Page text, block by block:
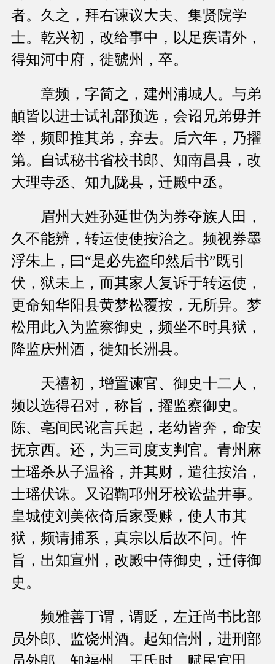
者。久之，拜右谏议大夫、集贤院学
士。乾兴初，改给事中，以足疾请外，
得知河中府，徙虢州，卒。
章频，字简之，建州浦城人。与弟
頔皆以进士试礼部预选，会诏兄弟毋并
举，频即推其弟，弃去。后六年，乃擢
第。自试秘书省校书郎、知南昌县，改
大理寺丞、知九陇县，迁殿中丞。
眉州大姓孙延世伪为券夺族人田，
久不能辨，转运使使按治之。频视券墨
浮朱上，曰“是必先盗印然后书”既引
伏，狱未上，而其家人复诉于转运使，
更命知华阳县黄梦松覆按，无所异。梦
松用此入为监察御史，频坐不时具狱，
降监庆州酒，徙知长洲县。
天禧初，增置谏官、御史十二人，
频以选得召对，称旨，擢监察御史。
陈、亳间民讹言兵起，老幼皆奔，命安
抚京西。还，为三司度支判官。青州麻
士瑶杀从子温裕，并其财，遣往按治，
士瑶伏诛。又诏鞫邛州牙校讼盐井事。
皇城使刘美依倚后家受赇，使人市其
狱，频请捕系，真宗以后故不问。忤
旨，出知宣州，改殿中侍御史，迁侍御
史。
频雅善丁谓，谓贬，左迁尚书比部
员外郎、监饶州酒。起知信州，进刑部